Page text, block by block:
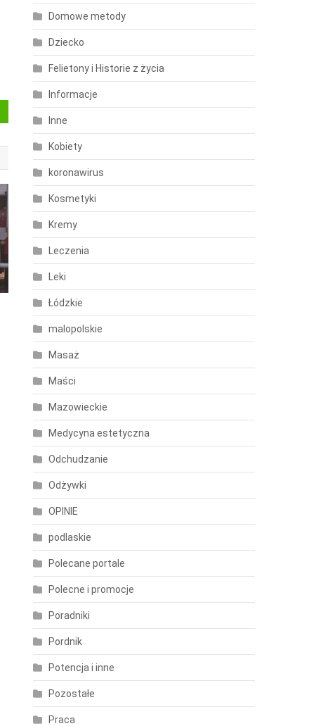
Domowe metody
Dziecko
Felietony i Historie z życia
Informacje
Inne
Kobiety
koronawirus
Kosmetyki
Kremy
Leczenia
Leki
Łódzkie
malopolskie
Masaż
Maści
Mazowieckie
Medycyna estetyczna
Odchudzanie
Odżywki
OPINIE
podlaskie
Polecane portale
Polecne i promocje
Poradniki
Pordnik
Potencja i inne
Pozostałe
Praca